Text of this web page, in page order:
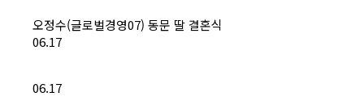
오정수(글로벌경영07) 동문 딸 결혼식
06.17
06.17